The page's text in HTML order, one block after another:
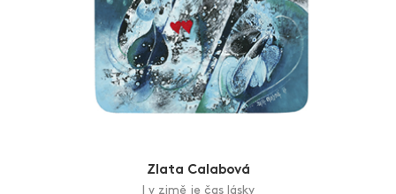
Zlata Calabová
I v zimě je čas lásky